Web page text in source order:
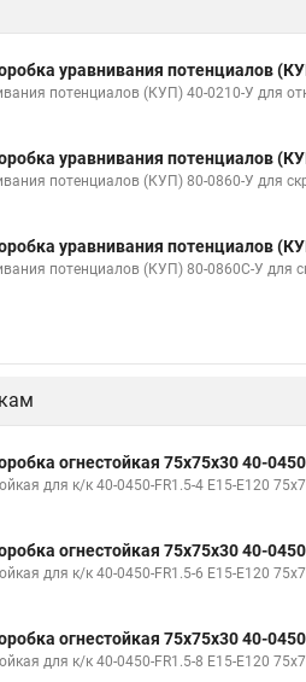
уравнивания потенциалов
потенциалов (КУП) 40-0210-У для
уравнивания потенциалов
потенциалов (КУП) 80-0860-У для
уравнивания потенциалов
потенциалов (КУП) 80-0860С-У для
огнестойкая 75х75х30 40-
для к/к 40-0450-FR1.5-4 Е15-Е120
огнестойкая 75х75х30 40-
для к/к 40-0450-FR1.5-6 Е15-Е120
огнестойкая 75х75х30 40-
для к/к 40-0450-FR1.5-8 Е15-Е120